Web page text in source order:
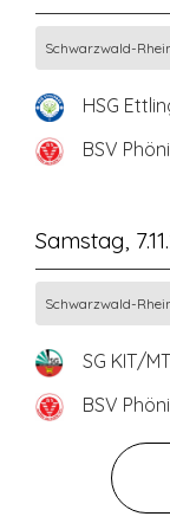
Schwarzwald-
HSG
BSV
Samstag,
Schwarzwald-
SG KIT/
BSV